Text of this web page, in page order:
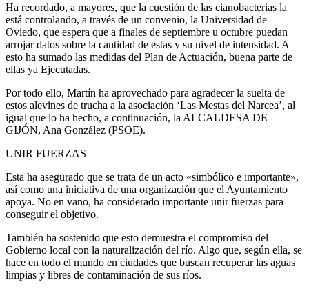
Ha recordado, a mayores, que la cuestión de las cianobacterias la
está controlando, a través de un convenio, la Universidad de
Oviedo, que espera que a finales de septiembre u octubre puedan
arrojar datos sobre la cantidad de estas y su nivel de intensidad. A
esto ha sumado las medidas del Plan de Actuación, buena parte de
ellas ya Ejecutadas.
Por todo ello, Martín ha aprovechado para agradecer la suelta de
estos alevines de trucha a la asociación ‘Las Mestas del Narcea’, al
igual que lo ha hecho, a continuación, la ALCALDESA DE
GIJÓN, Ana González (PSOE).
UNIR FUERZAS
Esta ha asegurado que se trata de un acto «simbólico e importante»,
así como una iniciativa de una organización que el Ayuntamiento
apoya. No en vano, ha considerado importante unir fuerzas para
conseguir el objetivo.
También ha sostenido que esto demuestra el compromiso del
Gobierno local con la naturalización del río. Algo que, según ella, se
hace en todo el mundo en ciudades que buscan recuperar las aguas
limpias y libres de contaminación de sus ríos.